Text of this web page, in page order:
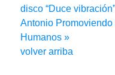
disco “Duce
Antonio
Humanos »
volver arriba